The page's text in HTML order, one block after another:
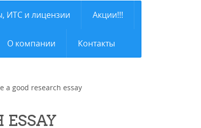
ИТС и лицензии Акции!!!
О компании Контакты
a good research essay